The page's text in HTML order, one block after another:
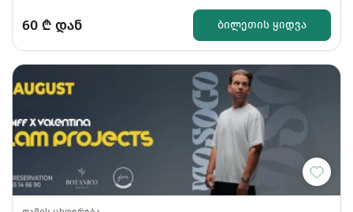
60 ₾ დან ᲑᲘᲚᲔᲗᲘᲡ ᲧᲘᲓᲕᲐ